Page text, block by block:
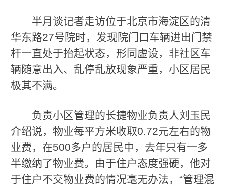
半月谈记者走访位于北京市海淀区的清
华东路27号院时，发现院门口车辆进出门禁
杆一直处于抬起状态，形同虚设，非社区车
辆随意出入、乱停乱放现象严重，小区居民
极其不满。
负责小区管理的长捷物业负责人刘玉民
介绍说，物业每平方米收取0.72元左右的物
业费，在500多户的居民中，去年只有一多
半缴纳了物业费。由于住户态度强硬，他对
于住户不交物业费的情况毫无办法，“管理混